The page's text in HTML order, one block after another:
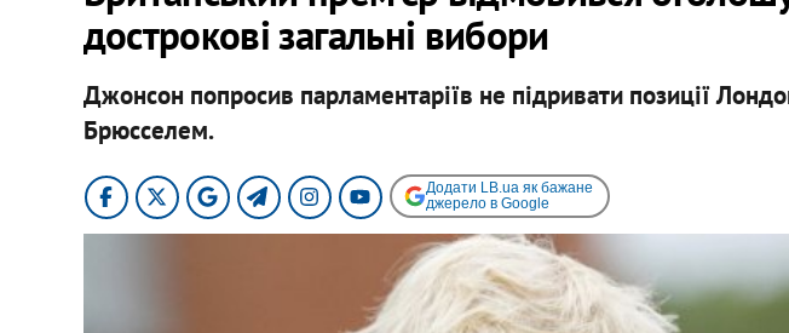
дострокові загальні вибори
Джонсон попросив парламентаріїв не підривати позиції
Брюсселем.
Додати LB.ua як бажане
джерело в Google